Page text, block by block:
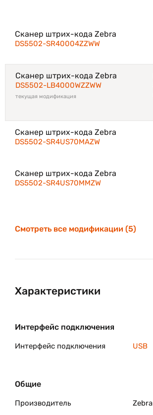
Сканер штрих-кода Zebra
DS5502-SR40004ZZWW
Сканер штрих-кода Zebra
DS5502-LB4000WZZWW
текущая модификация
Сканер штрих-кода Zebra
DS5502-SR4US70MAZW
Сканер штрих-кода Zebra
DS5502-SR4US70MMZW
Смотреть все модификации (5)
Характеристики
Интерфейс подключения
Интерфейс подключения USB
Общие
Производитель
Zebra